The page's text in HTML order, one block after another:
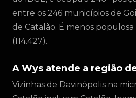
entre os 246 municípios de
de Catalão. É menos
(114.427).
A Wys atende a região
Vizinhas de Davinópolis na